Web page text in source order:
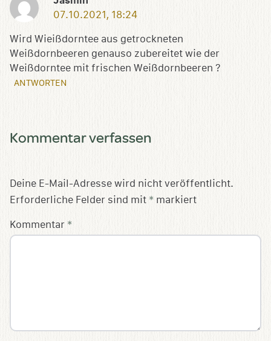
07.10.2021, 18:24
Wird Wieißdorntee aus getrockneten
Weißdornbeeren genauso zubereitet wie der
Weißdorntee mit frischen Weißdornbeeren ?
ANTWORTEN
Kommentar verfassen
Deine E-Mail-Adresse wird nicht veröffentlicht.
Erforderliche Felder sind mit * markiert
Kommentar *